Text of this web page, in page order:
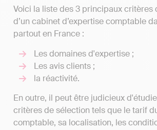
Voici la liste des 3 principaux critères
d’un cabinet d’expertise comptable
partout en France :
Les domaines d'expertise ;
Les avis clients ;
la réactivité.
En outre, il peut être judicieux
critères de sélection tels que le tarif
comptable, sa localisation, les